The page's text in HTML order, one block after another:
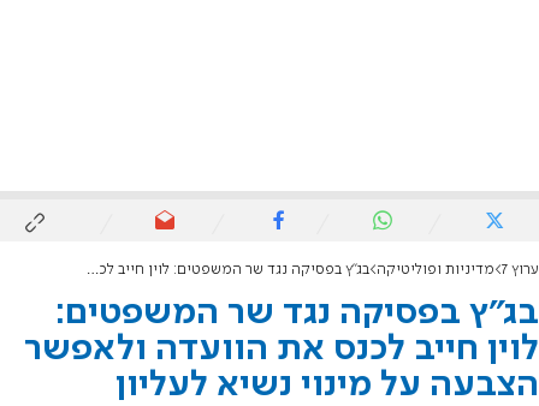
ערוץ 7 מדיניות ופוליטיקה בג"ץ בפסיקה נגד שר המשפטים: לוין חייב לכנס את הוועדה ולאפשר הצבעה על מינוי נשיא לעליון
בג"ץ בפסיקה נגד שר המשפטים:
לוין חייב לכנס את הוועדה ולאפשר
הצבעה על מינוי נשיא לעליון